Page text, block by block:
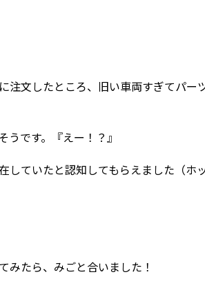
注文したところ、旧い車両すぎてパー
です。『えー！？』
ていたと認知してもらえました（ホッ
みたら、みごと合いました！